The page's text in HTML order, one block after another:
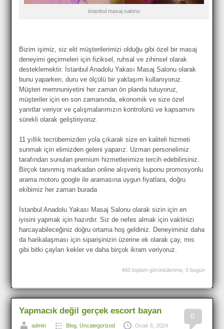
istanbul masaj salonu
Bizim işimiz, siz elit müşterilerimizi olduğu gibi özel bir masaj
deneyimi geçirmeleri için fiziksel, ruhsal ve zihinsel olarak
desteklemektir. İstanbul Anadolu Yakası Masaj Salonu olarak
bunu yaparken, duru ve ölçülü bir yaklaşım kullanıyoruz.
Müşteri memnuniyetini her zaman ön planda tutuyoruz,
müşteriler için en son zamanında, ekonomik ve size özel
yanıtlar veriyor ve çalışmalarımızın kontrolünü ve kapsamını
sürekli olarak geliştiriyoruz.
11 yıllık tecrübemizden yola çıkarak size en kaliteli hizmeti
sunmak için elimizden geleni yaparız. Uzman personelimiz
tarafından sunulan premium hizmetlerimize tercih edebilirsiniz.
Birçok tanınmış markadan online alışveriş kuponu promosyonlu
arama motoru google ile aramasına uygun fiyatlara, doğru
ekibimiz her zaman burada
İstanbul Anadolu Yakası Masaj Salonu olarak sizin için en
iyisini yapmak için hazırdır. Siz de nefes almak için vaktinizi
harcayabileceğiniz doğru ortama hoş geldiniz. Deneyiminiz daha
da harikalaşması için siparişinizin üzerine ek olarak çay, mis
gibi bitki çayları kekler ve daha birçok ikram veriyoruz.
460 toplam görüntülenme, 0 bugün
0
Yapmacık değil gerçek escort bayan
admin Blog ,Uncategorized Ocak 6, 2024